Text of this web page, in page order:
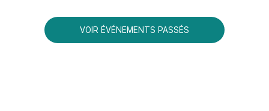
VOIR ÉVÉNEMENTS PASSÉS